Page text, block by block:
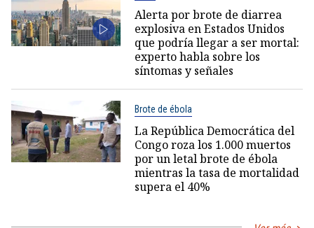
Alerta por brote de diarrea
explosiva en Estados Unidos
que podría llegar a ser mortal:
experto habla sobre los
síntomas y señales
Brote de ébola
La República Democrática del
Congo roza los 1.000 muertos
por un letal brote de ébola
mientras la tasa de mortalidad
supera el 40%